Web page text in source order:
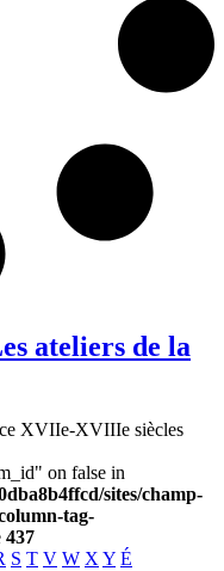
ateliers de la
XVIIe-XVIIIe siècles
on false in
sites/champ-
tag-
437
S T V W X Y É